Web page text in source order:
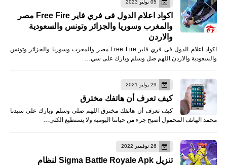
05 يوليو 2023
اكواد اعلام الدول فى فري فاير Free Fire مصر
والمغرب وسوريا والجزائر وتونس والسعودية
والاردن
اكواد اعلام الدول فى فري فاير Free Fire مصر والمغرب وسوريا والجزائر وتونس
والسعودية والاردن اللهم صل وسلم وبارك على سي…
29 يوليو 2021
كيف تعرف أن هاتفك مخترق
كيف تعرف أن هاتفك مخترق اللهم صلى وسلم وبارك على سيدنا
محمد الهاتف المحمول أصبح جزء من حياتنا اليومية ولا يستطيع الكثي…
26 نوفمبر 2022
تنزيل Sigma Battle Royale Apk لنظام